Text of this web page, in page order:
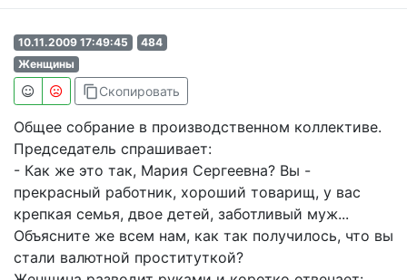
10.11.2009 17:49:45
484
Женщины
content_copyСкопировать
Общее собрание в производственном коллективе.
Председатель спрашивает:
- Как же это так, Мария Сергеевна? Вы -
прекрасный работник, хороший товарищ, у вас
крепкая семья, двое детей, заботливый муж...
Объясните же всем нам, как так получилось, что вы
стали валютной проституткой?